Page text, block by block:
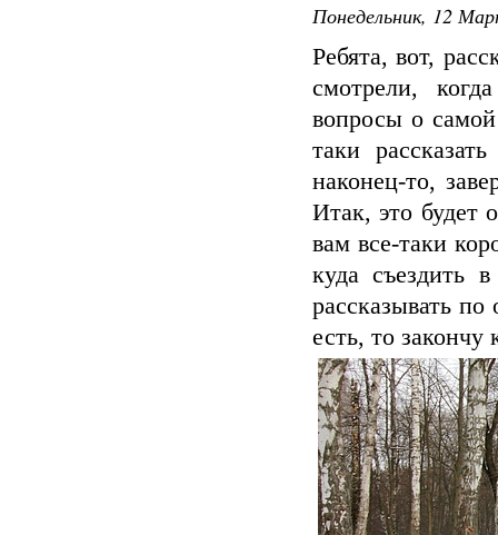
Понедельник, 12
Ребята, вот,
смотрели,
вопросы о
таки
наконец-то,
Итак, это будет
вам все-таки
куда съездить
рассказывать
есть, то закончу